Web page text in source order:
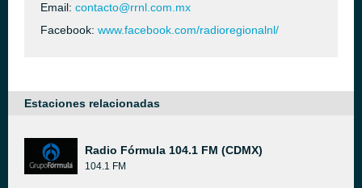
Email: contacto@rrnl.com.mx
Facebook: www.facebook.com/radioregionalnl/
Estaciones relacionadas
Radio Fórmula 104.1 FM (CDMX)
104.1 FM